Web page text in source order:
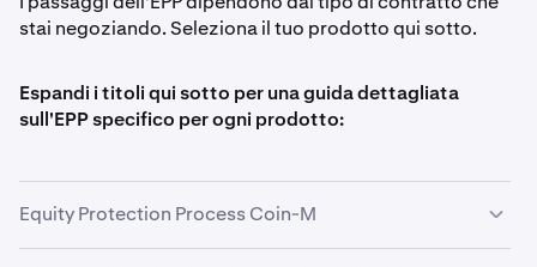
stai negoziando. Seleziona il tuo prodotto qui sotto.
Espandi i titoli qui sotto per una guida dettagliata
sull'EPP specifico per ogni prodotto:
Equity Protection Process Coin-M